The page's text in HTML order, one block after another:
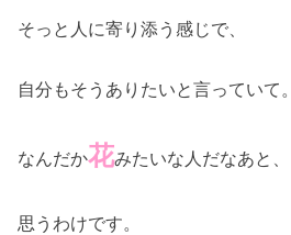
そっと人に寄り添う感じで、
自分もそうありたいと言っていて。
なんだか花みたいな人だなあと、
思うわけです。